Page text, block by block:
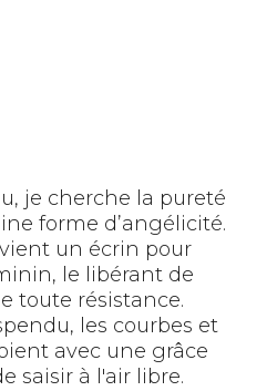
je cherche la pureté
forme d’angélicité.
un écrin pour
le libérant de
toute résistance.
les courbes et
avec une grâce
saisir à l'air libre.